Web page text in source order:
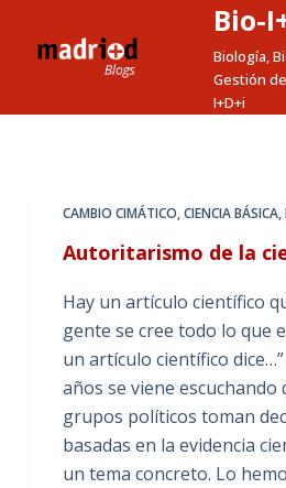
t
Bio-
Biología,
Gestión
I+D+i
CAMBIO CIMÁTICO,CIENCIA BÁSICA,
Autoritarismo de la
Hay un artículo científico
gente se cree todo lo que
un artículo científico
años se viene escuchando
grupos políticos toman
basadas en la evidencia
un tema concreto. Lo